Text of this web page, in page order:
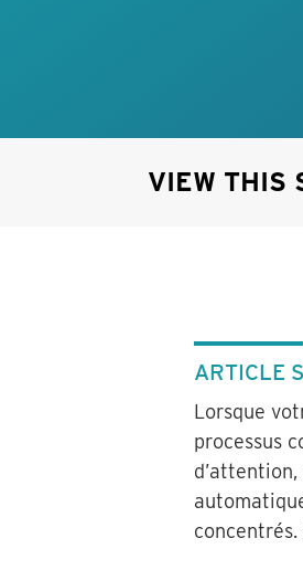
VIEW THIS
ARTICLE
Lorsque
processus